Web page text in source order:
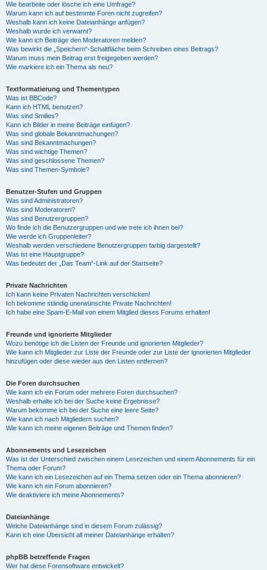
Wie bearbeite oder lösche ich eine Umfrage?
Warum kann ich auf bestimmte Foren nicht zugreifen?
Weshalb kann ich keine Dateianhänge anfügen?
Weshalb wurde ich verwarnt?
Wie kann ich Beiträge den Moderatoren melden?
Was bewirkt die „Speichern“-Schaltfläche beim Schreiben eines Beitrags?
Warum muss mein Beitrag erst freigegeben werden?
Wie markiere ich ein Thema als neu?
Textformatierung und Thementypen
Was ist BBCode?
Kann ich HTML benutzen?
Was sind Smilies?
Kann ich Bilder in meine Beiträge einfügen?
Was sind globale Bekanntmachungen?
Was sind Bekanntmachungen?
Was sind wichtige Themen?
Was sind geschlossene Themen?
Was sind Themen-Symbole?
Benutzer-Stufen und Gruppen
Was sind Administratoren?
Was sind Moderatoren?
Was sind Benutzergruppen?
Wo finde ich die Benutzergruppen und wie trete ich ihnen bei?
Wie werde ich Gruppenleiter?
Weshalb werden verschiedene Benutzergruppen farbig dargestellt?
Was ist eine Hauptgruppe?
Was bedeutet der „Das Team“-Link auf der Startseite?
Private Nachrichten
Ich kann keine Privaten Nachrichten verschicken!
Ich bekomme ständig unerwünschte Private Nachrichten!
Ich habe eine Spam-E-Mail von einem Mitglied dieses Forums erhalten!
Freunde und ignorierte Mitglieder
Wozu benötige ich die Listen der Freunde und ignorierten Mitglieder?
Wie kann ich Mitglieder zur Liste der Freunde oder zur Liste der ignorierten Mitglieder
hinzufügen oder diese wieder aus den Listen entfernen?
Die Foren durchsuchen
Wie kann ich ein Forum oder mehrere Foren durchsuchen?
Weshalb erhalte ich bei der Suche keine Ergebnisse?
Warum bekomme ich bei der Suche eine leere Seite?
Wie kann ich nach Mitgliedern suchen?
Wie kann ich meine eigenen Beiträge und Themen finden?
Abonnements und Lesezeichen
Was ist der Unterschied zwischen einem Lesezeichen und einem Abonnements für ein
Thema oder Forum?
Wie kann ich ein Lesezeichen auf ein Thema setzen oder ein Thema abonnieren?
Wie kann ich ein Forum abonnieren?
Wie deaktiviere ich meine Abonnements?
Dateianhänge
Welche Dateianhänge sind in diesem Forum zulässig?
Kann ich eine Übersicht all meiner Dateianhänge erhalten?
phpBB betreffende Fragen
Wer hat diese Forensoftware entwickelt?